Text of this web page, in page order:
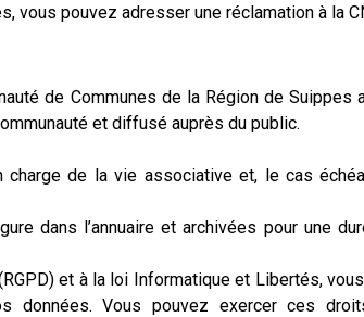
vous pouvez adresser une réclamation à la
de Communes de la Région de
et diffusé auprès du public.
de la vie associative et, le cas
dans l’annuaire et archivées pour une
et à la loi Informatique et Libertés,
données. Vous pouvez exercer ces